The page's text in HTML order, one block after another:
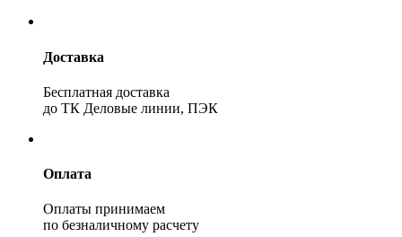
Доставка
Бесплатная доставка
до ТК Деловые линии, ПЭК
Оплата
Оплаты принимаем
по безналичному расчету